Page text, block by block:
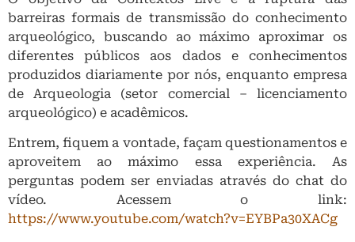
barreiras formais de transmissão do conhecimento
arqueológico, buscando ao máximo aproximar os
diferentes públicos aos dados e conhecimentos
produzidos diariamente por nós, enquanto empresa
de Arqueologia (setor comercial – licenciamento
arqueológico) e acadêmicos.
Entrem, fiquem a vontade, façam questionamentos e
aproveitem ao máximo essa experiência. As
perguntas podem ser enviadas através do chat do
vídeo. Acessem o link:
https://www.youtube.com/watch?v=EYBPa30XACg